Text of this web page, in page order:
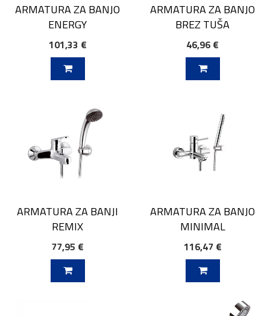
ARMATURA ZA BANJO
ENERGY
101,33 €
ARMATURA ZA BANJO
BREZ TUŠA
46,96 €
ARMATURA ZA BANJI
REMIX
77,95 €
ARMATURA ZA BANJO
MINIMAL
116,47 €